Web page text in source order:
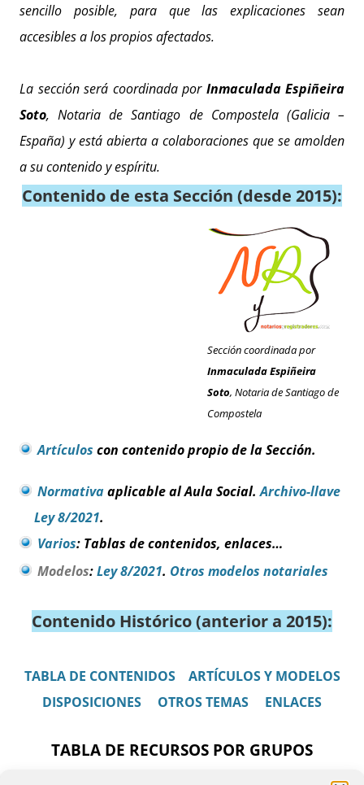
sencillo posible, para que las explicaciones sean
accesibles a los propios afectados.
La sección será coordinada por Inmaculada Espiñeira
Soto, Notaria de Santiago de Compostela (Galicia –
España) y está abierta a colaboraciones que se amolden
a su contenido y espíritu.
Contenido de esta Sección (desde 2015):
Sección coordinada por
Inmaculada Espiñeira
Soto, Notaria de Santiago de
Compostela
Artículos con contenido propio de la Sección.
Normativaaplicable al Aula Social.Archivo-llave
Ley 8/2021.
Varios: Tablas de contenidos, enlaces…
Modelos:Ley 8/2021. Otros modelos notariales
Contenido Histórico (anterior a 2015):
TABLA DE CONTENIDOS
ARTÍCULOS Y MODELOS
DISPOSICIONES
OTROS TEMAS ENLACES
TABLA DE RECURSOS POR GRUPOS